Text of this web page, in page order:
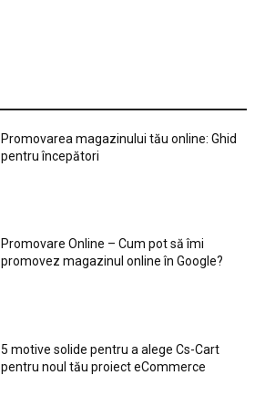
Promovarea magazinului tău online: Ghid
pentru începători
Promovare Online – Cum pot să îmi
promovez magazinul online în Google?
5 motive solide pentru a alege Cs-Cart
pentru noul tău proiect eCommerce